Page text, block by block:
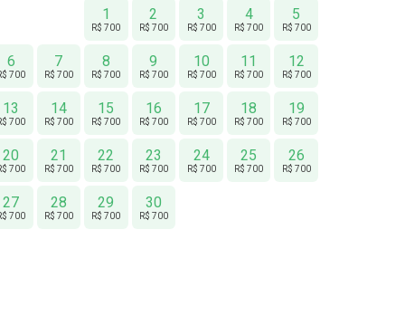
1
R$ 700
2
R$ 700
3
R$ 700
4
R$ 700
5
R$ 700
6
700
7
R$ 700
8
R$ 700
9
R$ 700
10
R$ 700
11
R$ 700
12
R$ 700
13
700
14
R$ 700
15
R$ 700
16
R$ 700
17
R$ 700
18
R$ 700
19
R$ 700
20
700
21
R$ 700
22
R$ 700
23
R$ 700
24
R$ 700
25
R$ 700
26
R$ 700
27
700
28
R$ 700
29
R$ 700
30
R$ 700